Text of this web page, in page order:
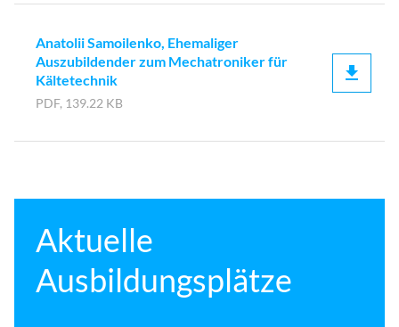
Anatolii Samoilenko, Ehemaliger
Auszubildender zum Mechatroniker für
Kältetechnik
PDF, 139.22 KB
Aktuelle
Ausbildungsplätze